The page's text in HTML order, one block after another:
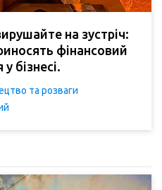
на зустріч:
фінансовий
бізнесі.
та розваги